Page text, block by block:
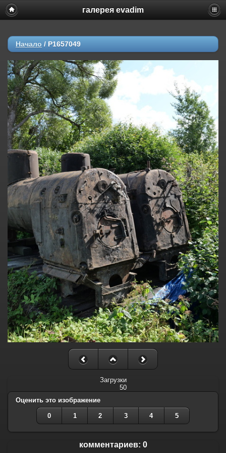
галерея evadim
Начало / P1657049
Загрузки
50
Оценить это изображение
0 1 2 3 4 5
комментариев: 0